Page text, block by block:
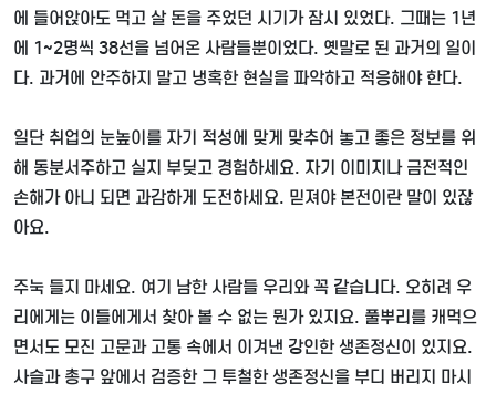
에 들어앉아도 먹고 살 돈을 주었던 시기가 잠시 있었다. 그때는 1년
에 1~2명씩 38선을 넘어온 사람들뿐이었다. 옛말로 된 과거의 일이
다. 과거에 안주하지 말고 냉혹한 현실을 파악하고 적응해야 한다.
일단 취업의 눈높이를 자기 적성에 맞게 맞추어 놓고 좋은 정보를 위
해 동분서주하고 실지 부딪고 경험하세요. 자기 이미지나 금전적인
손해가 아니 되면 과감하게 도전하세요. 믿져야 본전이란 말이 있잖
아요.
주눅 들지 마세요. 여기 남한 사람들 우리와 꼭 같습니다. 오히려 우
리에게는 이들에게서 찾아 볼 수 없는 뭔가 있지요. 풀뿌리를 캐먹으
면서도 모진 고문과 고통 속에서 이겨낸 강인한 생존정신이 있지요.
사슬과 총구 앞에서 검증한 그 투철한 생존정신을 부디 버리지 마시